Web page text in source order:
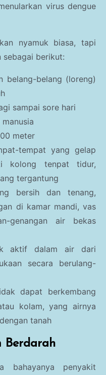
virus dengue
nyamuk biasa, tapi
sebagai berikut:
belang-belang (loreng)
sampai sore hari
meter
tempat yang gelap
kolong tenpat tidur,
tergantung
bersih dan tenang,
di kamar mandi, vas
genangan air bekas
aktif dalam air dari
secara berulang-
dapat berkembang
kolam, yang airnya
tanah
Berdarah
bahayanya penyakit